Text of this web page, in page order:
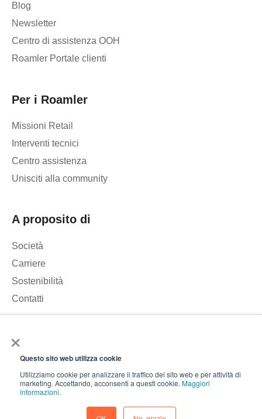
×
Questo sito web utilizza cookie
Utilizziamo cookie per analizzare il traffico del sito web e per attività di
marketing. Accettando, acconsenti a questi cookie. Maggiori
informazioni.
Utilizziamo i cookie per analizzare il traffico sul nostro sito web
e migliorare la tua esperienza di navigazione. Cliccando su
Accetta
Preferenze sui cookie
Blog
Newsletter
Centro di assistenza OOH
Roamler Portale clienti
Per i Roamler
Missioni Retail
Interventi tecnici
Centro assistenza
Unisciti alla community
A proposito di
Società
Carriere
Sostenibilità
Contatti
© 2026 – Roamler .V. Termini e condizioni
Informativa
sulla privacy
ISO 45001 ISO 27001